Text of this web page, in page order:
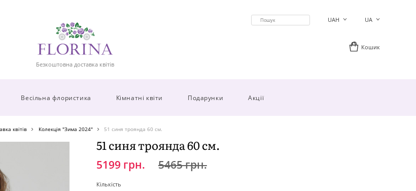
Безкоштовна доставка квітів
UAH UA
Кошик
Весільна флористика Кімнатні квіти Подарунки Акції
квітів Колекція "Зима 2024" 51 синя троянда 60 см.
51 синя троянда 60 см.
5199 грн. 5465 грн.
Кількість